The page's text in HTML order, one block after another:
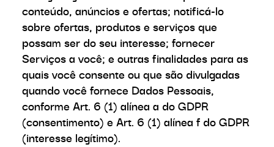
conteúdo, anúncios e ofertas; notificá-lo
sobre ofertas, produtos e serviços que
possam ser do seu interesse; fornecer
Serviços a você; e outras finalidades para as
quais você consente ou que são divulgadas
quando você fornece Dados Pessoais,
conforme Art. 6 (1) alínea a do GDPR
(consentimento) e Art. 6 (1) alínea f do GDPR
(interesse legítimo).